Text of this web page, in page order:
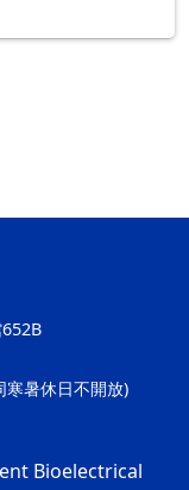
暑休日不開放)
Bioelectrical